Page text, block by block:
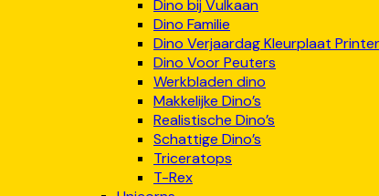
Dino bij Vulkaan
Dino Familie
Dino Verjaardag Kleurplaat
Dino Voor Peuters
Werkbladen dino
Makkelijke Dino’s
Realistische Dino’s
Schattige Dino’s
Triceratops
T-Rex